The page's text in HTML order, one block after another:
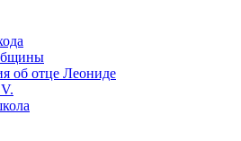
об отце Леониде